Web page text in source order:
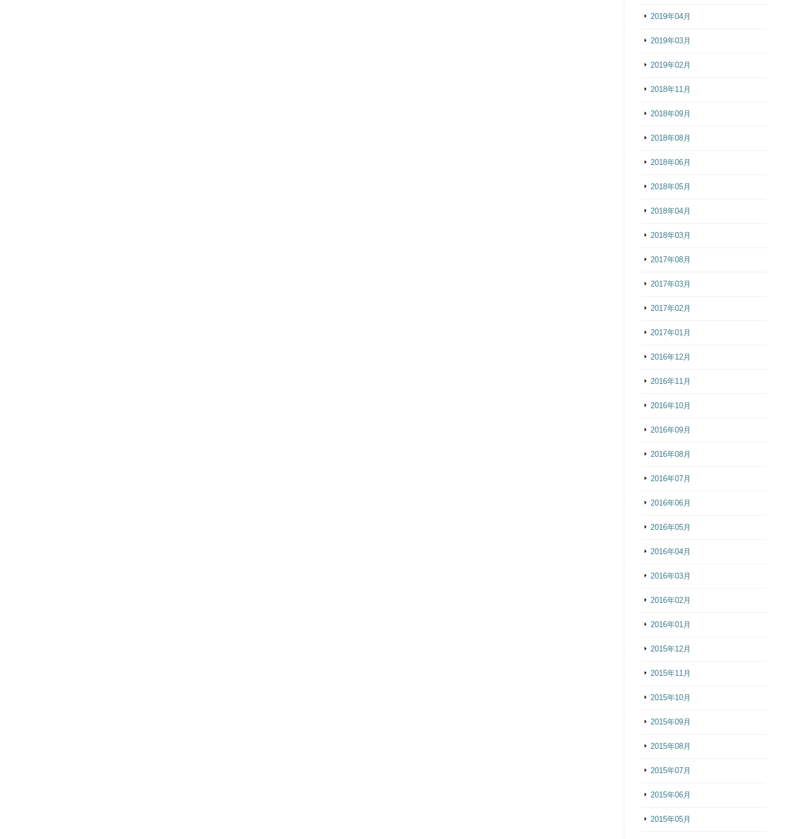
2019年04月
2019年03月
2019年02月
2018年11月
2018年09月
2018年08月
2018年06月
2018年05月
2018年04月
2018年03月
2017年08月
2017年03月
2017年02月
2017年01月
2016年12月
2016年11月
2016年10月
2016年09月
2016年08月
2016年07月
2016年06月
2016年05月
2016年04月
2016年03月
2016年02月
2016年01月
2015年12月
2015年11月
2015年10月
2015年09月
2015年08月
2015年07月
2015年06月
2015年05月